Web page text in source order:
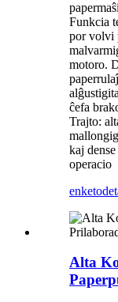
Funkcia
por volvi
motoro.
ĉefa
Trajto:
kaj
operacio
enketo
Alta